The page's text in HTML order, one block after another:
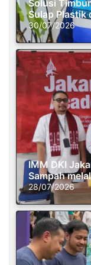
Solusi
Sulap Plastik
30/07/2026
IMM DKI
Sampah
28/07/2026